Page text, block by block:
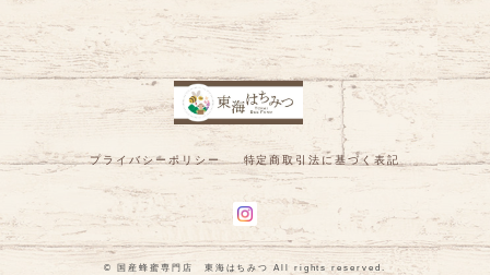
プライバシーポリシー 特定商取引法に基づく表記
© 国産蜂蜜専門店 東海はちみつ All rights reserved.